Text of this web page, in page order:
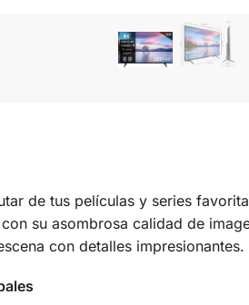
de tus películas y series
su asombrosa calidad de
con detalles impresionantes.